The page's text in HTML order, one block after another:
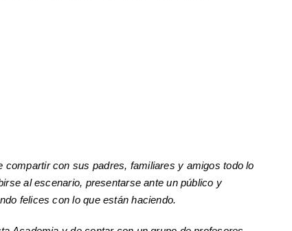
con sus padres, familiares y amigos todo lo
al escenario, presentarse ante un público y
felices con lo que están haciendo.